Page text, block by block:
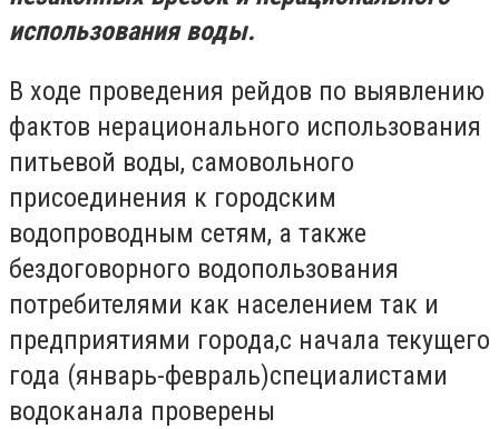
использования воды.
В ходе проведения рейдов по выявлению
фактов нерационального использования
питьевой воды, самовольного
присоединения к городским
водопроводным сетям, а также
бездоговорного водопользования
потребителями как населением так и
предприятиями города,с начала текущего
года (январь-февраль)специалистами
водоканала проверены